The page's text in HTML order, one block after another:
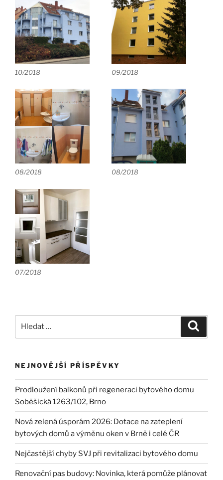
10/2018 09/2018
08/2018 08/2018
07/2018
NEJNOVĚJŠÍ PŘÍSPĚVKY
Prodloužení balkonů při regeneraci bytového domu
Soběšická 1263/102, Brno
Nová zelená úsporám 2026: Dotace na zateplení
bytových domů a výměnu oken v Brně i celé ČR
Nejčastější chyby SVJ při revitalizaci bytového domu
Renovační pas budovy: Novinka, která pomůže plánovat